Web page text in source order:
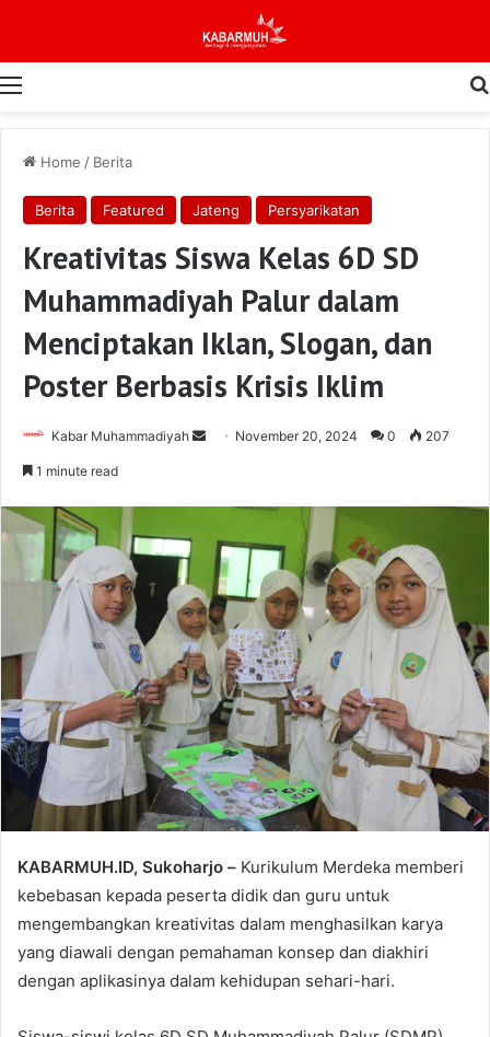
Menu
Home / Berita
Berita Featured Jateng Persyarikatan
Kreativitas Siswa Kelas 6D SD
Muhammadiyah Palur dalam
Menciptakan Iklan, Slogan, dan
Poster Berbasis Krisis Iklim
Kabar Muhammadiyah
Send November 20, 2024 0 207
1 minute read
KABARMUH.ID, Sukoharjo – Kurikulum Merdeka memberi
kebebasan kepada peserta didik dan guru untuk
mengembangkan kreativitas dalam menghasilkan karya
yang diawali dengan pemahaman konsep dan diakhiri
dengan aplikasinya dalam kehidupan sehari-hari.